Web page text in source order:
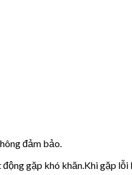
đảm bảo.
gặp khó khăn.Khi gặp lỗi